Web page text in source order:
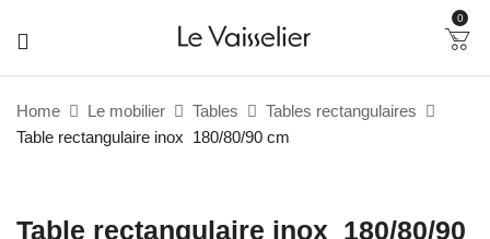
0
Home Le mobilier Tables
Tables rectangulaires
Table rectangulaire inox 180/80/90 cm
Table rectangulaire inox 180/80/90